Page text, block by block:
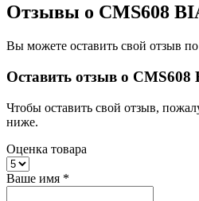
Отзывы о CMS608
Вы можете оставить свой отзыв
Оставить отзыв о
Чтобы оставить свой отзыв,
ниже.
Оценка товара
Ваше имя *